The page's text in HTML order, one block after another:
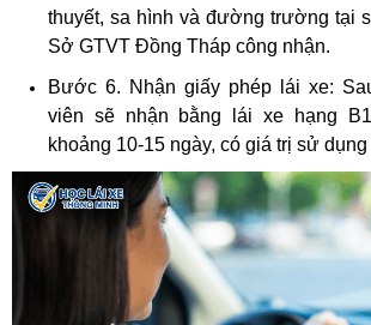
thuyết, sa hình và đường trường tại
Sở GTVT Đồng Tháp công nhận.
Bước 6. Nhận giấy phép lái xe:
viên sẽ nhận bằng lái xe hạng
khoảng 10-15 ngày, có giá trị sử